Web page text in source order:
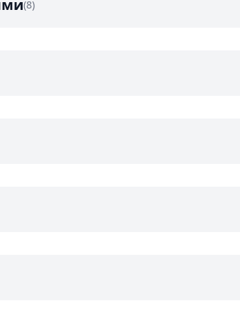
(8)